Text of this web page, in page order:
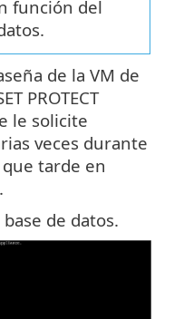
función del
de la VM de
PROTECT
le solicite
veces durante
tarde en
de datos.